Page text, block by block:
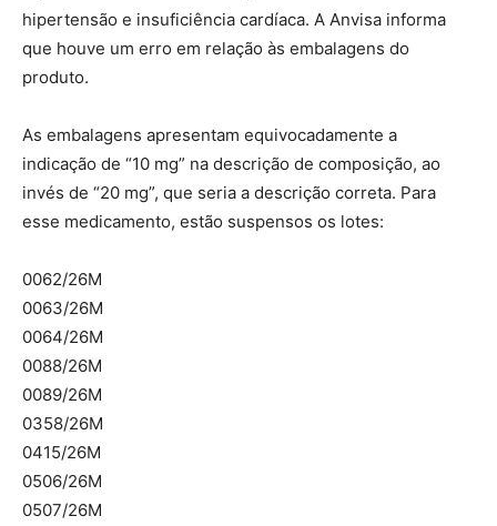
hipertensão e insuficiência cardíaca. A Anvisa informa
que houve um erro em relação às embalagens do
produto.
As embalagens apresentam equivocadamente a
indicação de “10 mg” na descrição de composição, ao
invés de “20 mg”, que seria a descrição correta. Para
esse medicamento, estão suspensos os lotes:
0062/26M
0063/26M
0064/26M
0088/26M
0089/26M
0358/26M
0415/26M
0506/26M
0507/26M